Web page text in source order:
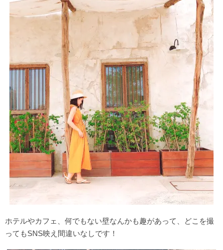
ホテルやカフェ、何でもない壁なんかも趣があって、どこを撮
ってもSNS映え間違いなしです！